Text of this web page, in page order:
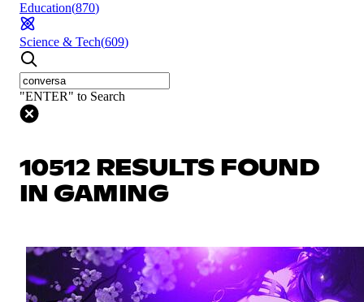
Education(870)
Science & Tech(609)
"ENTER" to Search
10512 RESULTS FOUND
IN GAMING